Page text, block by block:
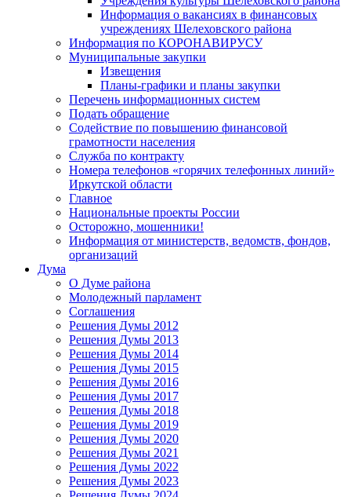
Информация о вакансиях в финансовых
учреждениях Шелеховского района
Информация по КОРОНАВИРУСУ
Муниципальные закупки
Извещения
Планы-графики и планы закупки
Перечень информационных систем
Подать обращение
Содействие по повышению финансовой
грамотности населения
Служба по контракту
Номера телефонов «горячих телефонных линий»
Иркутской области
Главное
Национальные проекты России
Осторожно, мошенники!
Информация от министерств, ведомств, фондов,
организаций
Дума
О Думе района
Молодежный парламент
Соглашения
Решения Думы 2012
Решения Думы 2013
Решения Думы 2014
Решения Думы 2015
Решения Думы 2016
Решения Думы 2017
Решения Думы 2018
Решения Думы 2019
Решения Думы 2020
Решения Думы 2021
Решения Думы 2022
Решения Думы 2023